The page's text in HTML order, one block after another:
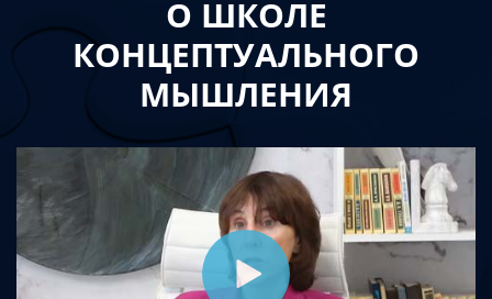
О ШКОЛЕ
КОНЦЕПТУАЛЬНОГО
МЫШЛЕНИЯ